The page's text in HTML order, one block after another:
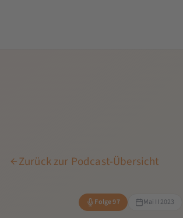
Zurück zur Podcast-Übersicht
Folge 97 Mai II 2023